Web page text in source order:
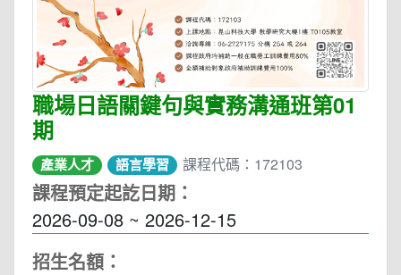
職場日語關鍵句與實務溝通班第01
期
產業人才 語言學習 課程代碼：172103
課程預定起訖日期：
2026-09-08 ~ 2026-12-15
招生名額：